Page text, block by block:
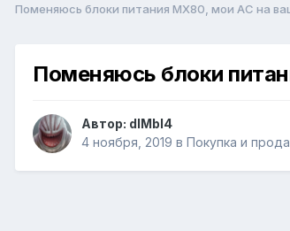
Поменяюсь блоки питания MX80, мои AC на
Поменяюсь блоки
Автор: dIMbI4
4 ноября, 2019 в Покупка и